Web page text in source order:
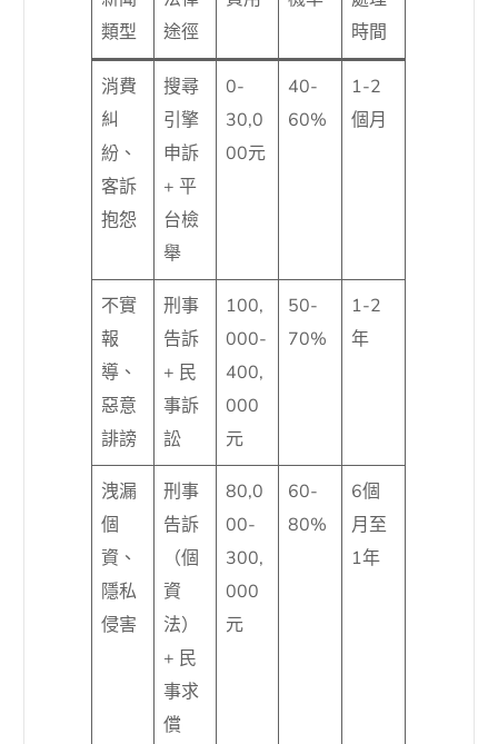
類型
途徑
時間
消費
糾
紛、
客訴
抱怨
搜尋
引擎
申訴
+ 平
台檢
舉
0-
30,0
00元
40-
60%
1-2
個月
不實
報
導、
惡意
誹謗
刑事
告訴
+ 民
事訴
訟
100,
000-
400,
000
元
50-
70%
1-2
年
洩漏
個
資、
隱私
侵害
刑事
告訴
（個
資
法）
+ 民
事求
償
80,0
00-
300,
000
元
60-
80%
6個
月至
1年